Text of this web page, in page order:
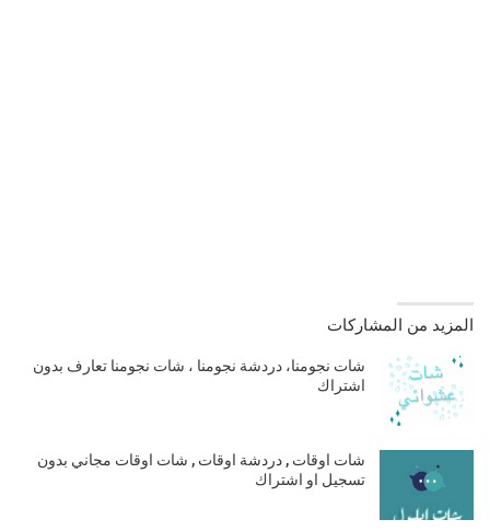
المزيد من المشاركات
شات نجومنا، دردشة نجومنا ، شات نجومنا تعارف بدون
اشتراك
شات اوقات , دردشة اوقات , شات اوقات مجاني بدون
تسجيل او اشتراك